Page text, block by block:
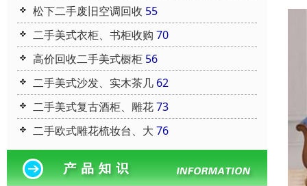
松下二手废旧空调回收 55
二手美式衣柜、书柜收购 70
高价回收二手美式橱柜 56
二手美式沙发、实木茶几 62
二手美式复古酒柜、雕花73
二手欧式雕花梳妆台、大 76